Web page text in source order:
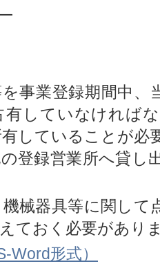
を事業登録期間中、
有していなければ
していることが必
登録営業所へ貸し
械器具等に関して
ておく必要があり
Word形式）